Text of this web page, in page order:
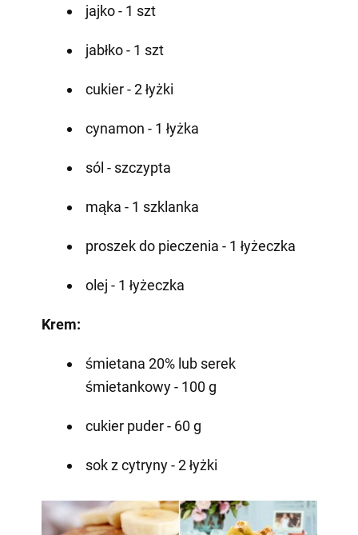
jajko - 1 szt
jabłko - 1 szt
cukier - 2 łyżki
cynamon - 1 łyżka
sól - szczypta
mąka - 1 szklanka
proszek do pieczenia - 1 łyżeczka
olej - 1 łyżeczka
Krem:
śmietana 20% lub serek
śmietankowy - 100 g
cukier puder - 60 g
sok z cytryny - 2 łyżki